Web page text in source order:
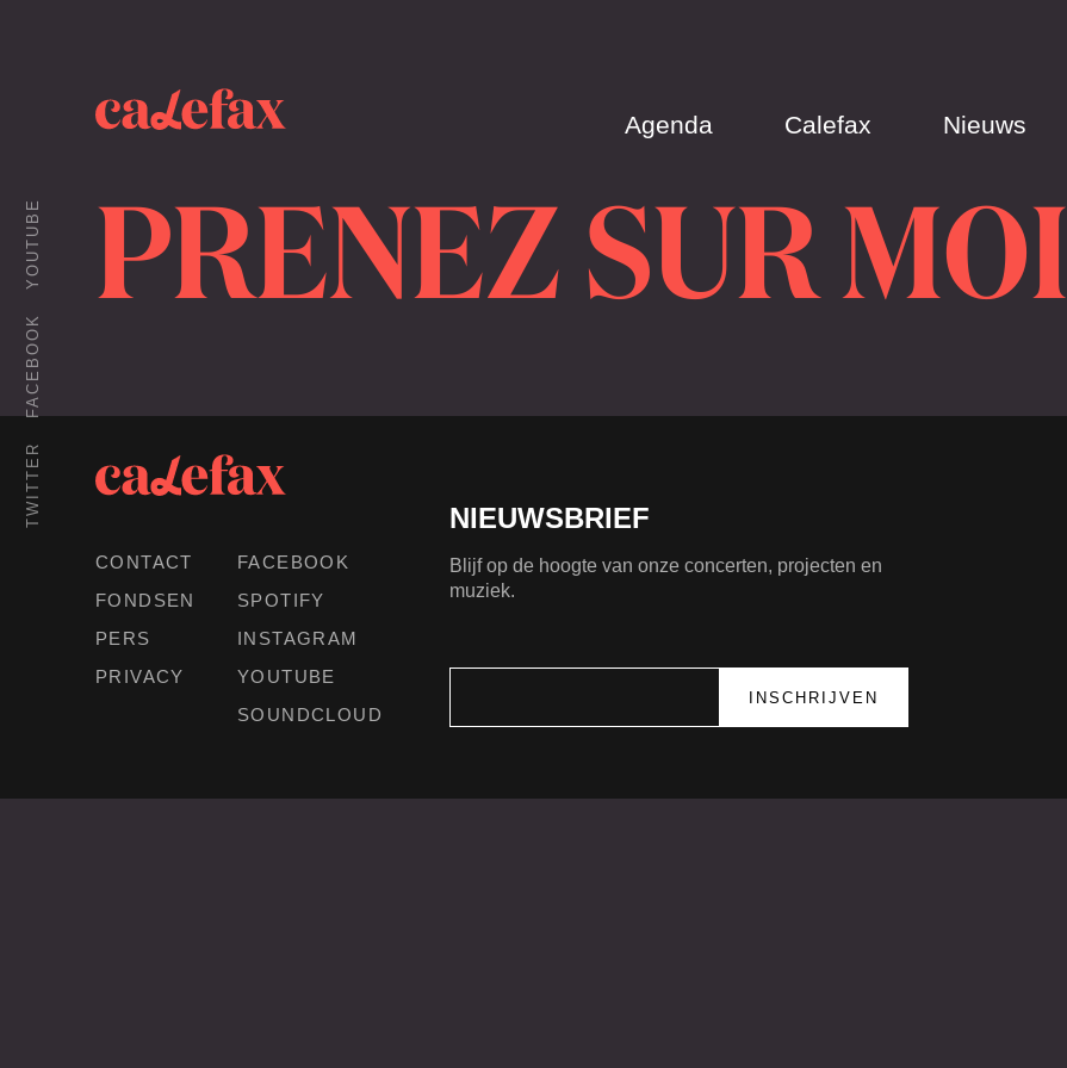
Agenda Calefax Nieuws
TWITTER
FACEBOOK
YOUTUBE PRENEZ SUR MOI
CONTACT
FONDSEN
PERS
PRIVACY
FACEBOOK
SPOTIFY
INSTAGRAM
YOUTUBE
SOUNDCLOUD
NIEUWSBRIEF
Blijf op de hoogte van onze concerten, projecten en
muziek.